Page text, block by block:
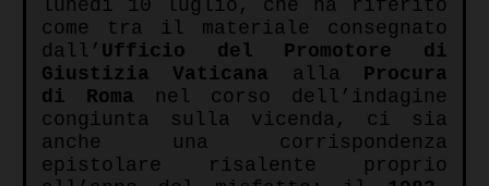
lunedì 10 luglio, che ha riferito
come tra il materiale consegnato
dall’ Ufficio del Promotore di
Giustizia Vaticana alla Procura
di Roma nel corso dell’indagine
congiunta sulla vicenda, ci sia
anche una corrispondenza
epistolare risalente proprio